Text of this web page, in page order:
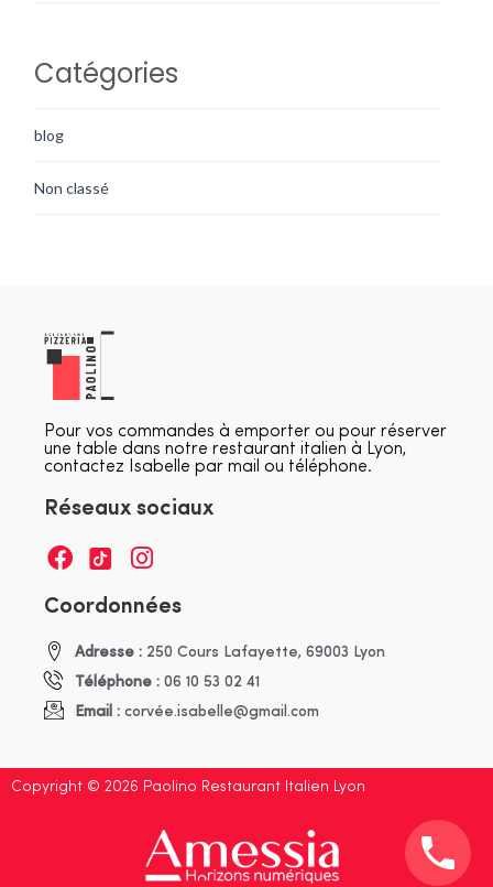
Catégories
blog
Non classé
Coordonnées
Adresse :250 Cours Lafayette, 69003 Lyon
Téléphone :06 10 53 02 41
Email :corvée.isabelle@gmail.com
Réseaux sociaux
Pour vos commandes à emporter ou pour réserver
une table dans notre restaurant italien à Lyon,
contactez Isabelle par mail ou téléphone.
Copyright © 2026 Paolino Restaurant Italien Lyon